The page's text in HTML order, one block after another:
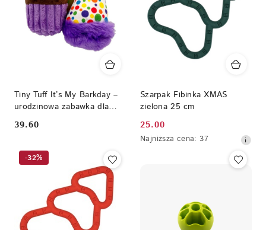
Tiny Tuff It’s My Barkday –
urodzinowa zabawka dla
małego psa
Cena:
39.60
Szarpak Fibinka XMAS
zielona 25 cm
Cena
promocyjna:
25.00
Najniższa
Najniższa cena: 37
-32%